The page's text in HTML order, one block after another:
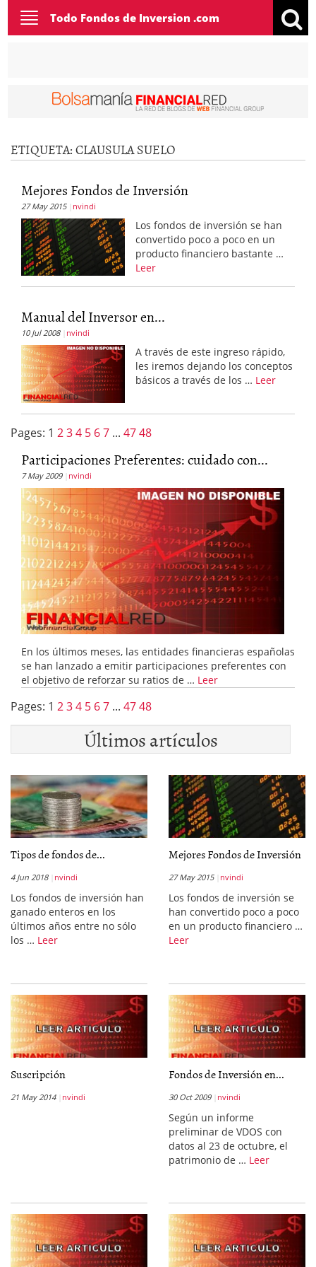
Toggle
navigation
Todo Fondos de Inversion .com
ETIQUETA:CLAUSULA SUELO
Mejores Fondos de Inversión
27 May 2015 nvindi
Los fondos de inversión se han
convertido poco a poco en un
producto financiero bastante …
Leer
Manual del Inversor en...
10 Jul 2008 nvindi
A través de este ingreso rápido,
les iremos dejando los conceptos
básicos a través de los … Leer
Pages: 1 234 5 67 ... 4748
Participaciones Preferentes: cuidado con...
7 May 2009 nvindi
En los últimos meses, las entidades financieras españolas
se han lanzado a emitir participaciones preferentes con
el objetivo de reforzar su ratios de … Leer
Pages: 1 234 5 67 ... 4748
Últimos artículos
Tipos de fondos de...
4 Jun 2018 nvindi
Los fondos de inversión han
ganado enteros en los
últimos años entre no sólo
los … Leer
Mejores Fondos de Inversión
27 May 2015 nvindi
Los fondos de inversión se
han convertido poco a poco
en un producto financiero …
Leer
Suscripción
21 May 2014 nvindi
Fondos de Inversión en...
30 Oct 2009 nvindi
Según un informe
preliminar de VDOS con
datos al 23 de octubre, el
patrimonio de … Leer